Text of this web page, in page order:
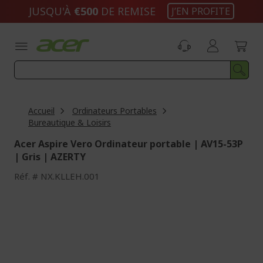
JUSQU'À €500 DE REMISE J’EN PROFITE
Accueil
Ordinateurs Portables
Bureautique & Loisirs
Acer Aspire Vero Ordinateur portable | AV15-53P
| Gris | AZERTY
Réf. NX.KLLEH.001